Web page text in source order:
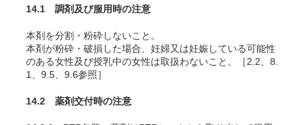
14.1 調剤及び服用時の注意
本剤を分割・粉砕しないこと。
本剤が粉砕・破損した場合、妊婦又は妊娠している可能性
のある女性及び授乳中の女性は取扱わないこと。［2.2、8.
1、9.5、9.6参照］
14.2 薬剤交付時の注意